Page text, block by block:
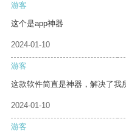
游客
这个是app神器
2024-01-10
游客
这款软件简直是神器，解决了我
2024-01-10
游客